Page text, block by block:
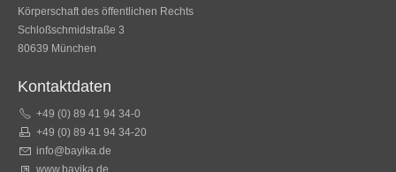
Körperschaft des öffentlichen Rechts
Schloßschmidstraße 3
80639 München
Kontaktdaten
+49 (0) 89 41 94 34-0
+49 (0) 89 41 94 34-20
info@bayika.de
www.bayika.de